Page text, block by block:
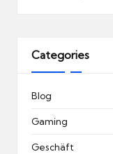
Categories
Blog
Gaming
Geschäft